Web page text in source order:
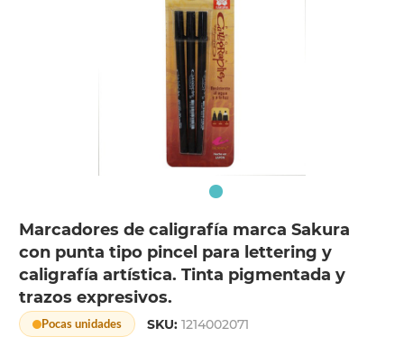
Marcadores de caligrafía marca Sakura
con punta tipo pincel para lettering y
caligrafía artística. Tinta pigmentada y
trazos expresivos.
Pocas unidades SKU:1214002071